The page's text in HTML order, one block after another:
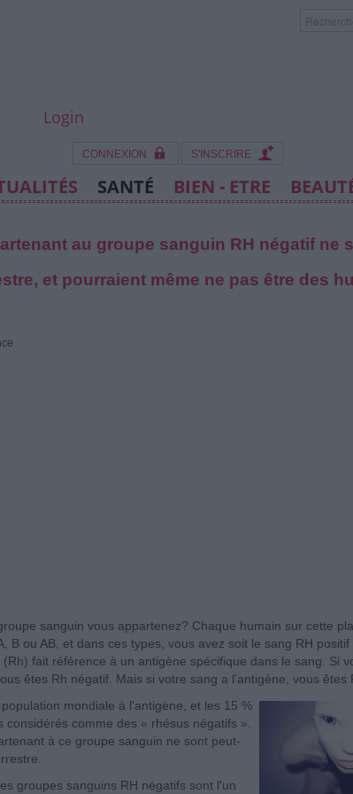
Login
CONNEXION S'INSCRIRE
SANTÉ BIEN - ETRE
au groupe sanguin RH négatif ne
et pourraient même ne pas être des
sanguin vous appartenez? Chaque humain sur cette
B ou AB, et dans ces types, vous avez soit le sang RH positif
fait référence à un antigène spécifique dans le sang. Si
êtes Rh négatif. Mais si votre sang a l'antigène, vous êtes
mondiale à l'antigène, et les 15 %
considérés comme des « rhésus négatifs ».
à ce groupe sanguin ne sont peut-
groupes sanguins RH négatifs sont l'un